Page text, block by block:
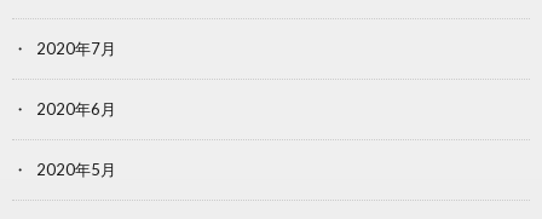
2020年7月
2020年6月
2020年5月